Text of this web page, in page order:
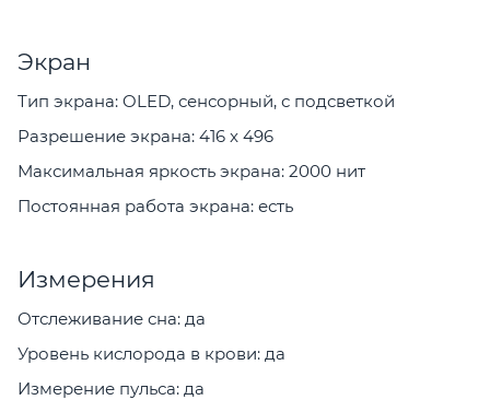
Экран
Тип экрана: OLED, сенсорный, с подсветкой
Разрешение экрана: 416 x 496
Максимальная яркость экрана: 2000 нит
Постоянная работа экрана: есть
Измерения
Отслеживание сна: да
Уровень кислорода в крови: да
Измерение пульса: да